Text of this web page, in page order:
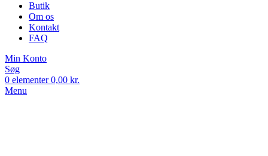
Butik
Om os
Kontakt
FAQ
Min Konto
Søg
0 elementer0,00 kr.
Menu